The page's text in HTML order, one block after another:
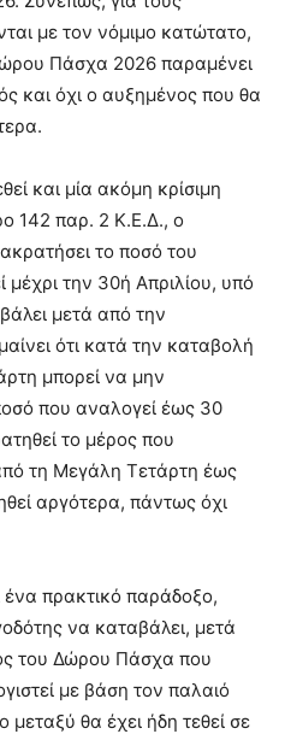
με τον νόμιμο κατώτατο,
Πάσχα 2026 παραμένει
και όχι ο αυξημένος που θα
και μία ακόμη κρίσιμη
142 παρ. 2 Κ.Ε.Δ., ο
το ποσό του
μέχρι την 30ή Απριλίου, υπό
μετά από την
ότι κατά την καταβολή
μπορεί να μην
που αναλογεί έως 30
το μέρος που
τη Μεγάλη Τετάρτη έως
αργότερα, πάντως όχι
πρακτικό παράδοξο,
να καταβάλει, μετά
του Δώρου Πάσχα που
με βάση τον παλαιό
μεταξύ θα έχει ήδη τεθεί σε